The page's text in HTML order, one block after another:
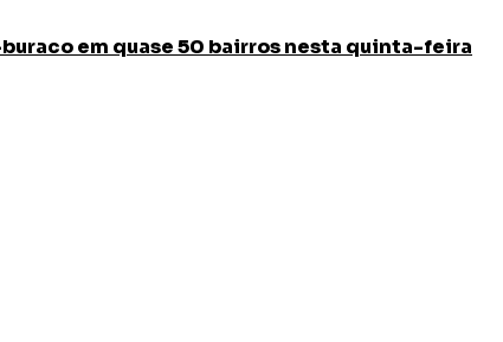
em quase 50 bairros nesta quinta-feira